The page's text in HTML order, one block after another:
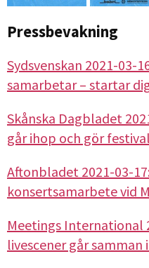
Pressbevakning
Sydsvenskan 2021-03-
samarbetar – startar
Skånska Dagbladet
går ihop och gör festival
Aftonbladet 2021-03-
konsertsamarbete vid
Meetings International
livescener går